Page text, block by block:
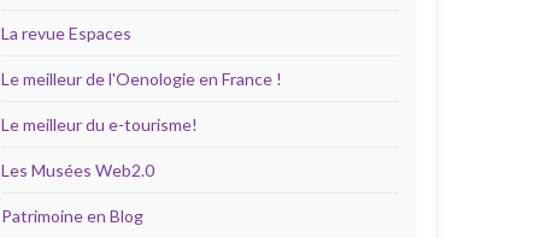
La revue Espaces
Le meilleur de l'Oenologie en France !
Le meilleur du e-tourisme!
Les Musées Web2.0
Patrimoine en Blog